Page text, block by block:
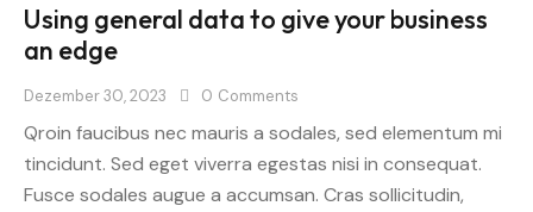
Using general data to give your business
an edge
Dezember 30, 2023 0 Comments
Qroin faucibus nec mauris a sodales, sed elementum mi
tincidunt. Sed eget viverra egestas nisi in consequat.
Fusce sodales augue a accumsan. Cras sollicitudin,